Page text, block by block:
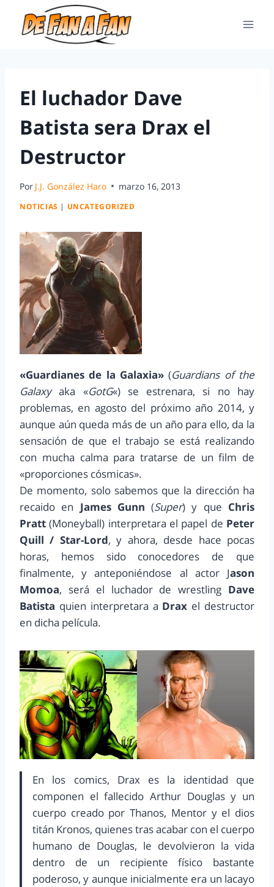
El luchador Dave
Batista sera Drax el
Destructor
Por J.J. González Haro marzo 16, 2013
NOTICIAS | UNCATEGORIZED
«Guardianes de la Galaxia» (Guardians of the
Galaxyaka «GotG«) se estrenara, si no hay
problemas, en agosto del próximo año 2014, y
aunque aún queda más de un año para ello, da la
sensación de que el trabajo se está realizando
con mucha calma para tratarse de un film de
«proporciones cósmicas».
De momento, solo sabemos que la dirección ha
recaido en James Gunn (Super) y que Chris
Pratt (Moneyball) interpretara el papel de Peter
Quill / Star-Lord, y ahora, desde hace pocas
horas, hemos sido conocedores de que
finalmente, y anteponiéndose al actor Jason
Momoa, será el luchador de wrestling Dave
Batista quien interpretara a Drax el destructor
en dicha película.
En los comics, Drax es la identidad que
componen el fallecido Arthur Douglas y un
cuerpo creado por Thanos, Mentor y el dios
titán Kronos, quienes tras acabar con el cuerpo
humano de Douglas, le devolvieron la vida
dentro de un recipiente físico bastante
poderoso, y aunque inicialmente era un lacayo